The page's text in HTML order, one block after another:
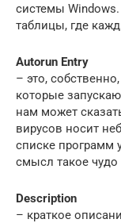
системы
таблицы, где
Autorun Entry
– это,
которые
нам может
вирусов носит
списке программ
смысл такое чудо
Description
– краткое